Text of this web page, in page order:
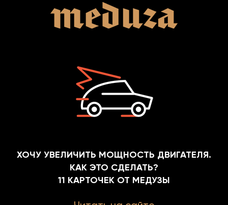
ХОЧУ УВЕЛИЧИТЬ МОЩНОСТЬ ДВИГАТЕЛЯ.
КАК ЭТО СДЕЛАТЬ?
11 КАРТОЧЕК ОТ МЕДУЗЫ